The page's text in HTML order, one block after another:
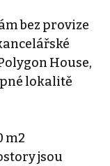
bez provize
House,
lokalitě
m2
jsou